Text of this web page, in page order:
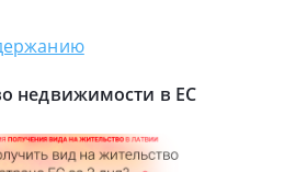
недвижимости в ЕС